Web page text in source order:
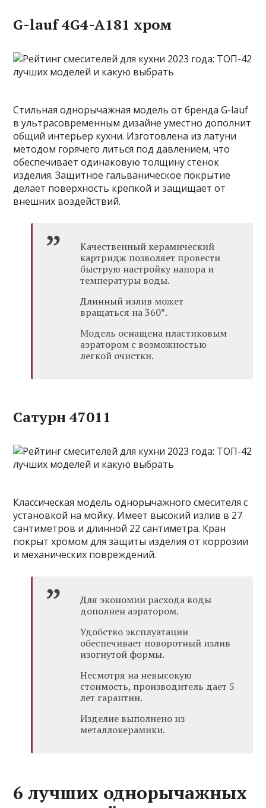
G-lauf 4G4-A181 хром
Стильная однорычажная модель от бренда G-lauf
в ультрасовременным дизайне уместно дополнит
общий интерьер кухни. Изготовлена из латуни
методом горячего литься под давлением, что
обеспечивает одинаковую толщину стенок
изделия. Защитное гальваническое покрытие
делает поверхность крепкой и защищает от
внешних воздействий.
Качественный керамический
картридж позволяет провести
быструю настройку напора и
температуры воды.
Длинный излив может
вращаться на 360°.
Модель оснащена пластиковым
аэратором с возможностью
легкой очистки.
Сатурн 47011
Классическая модель однорычажного смесителя с
установкой на мойку. Имеет высокий излив в 27
сантиметров и длинной 22 сантиметра. Кран
покрыт хромом для защиты изделия от коррозии
и механических повреждений.
Для экономии расхода воды
дополнен аэратором.
Удобство эксплуатации
обеспечивает поворотный излив
изогнутой формы.
Несмотря на невысокую
стоимость, производитель дает 5
лет гарантии.
Изделие выполнено из
металлокерамики.
6 лучших однорычажных